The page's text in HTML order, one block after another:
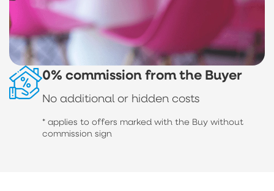
0% commission from the Buyer
No additional or hidden costs
* applies to offers marked with the Buy without
commission sign